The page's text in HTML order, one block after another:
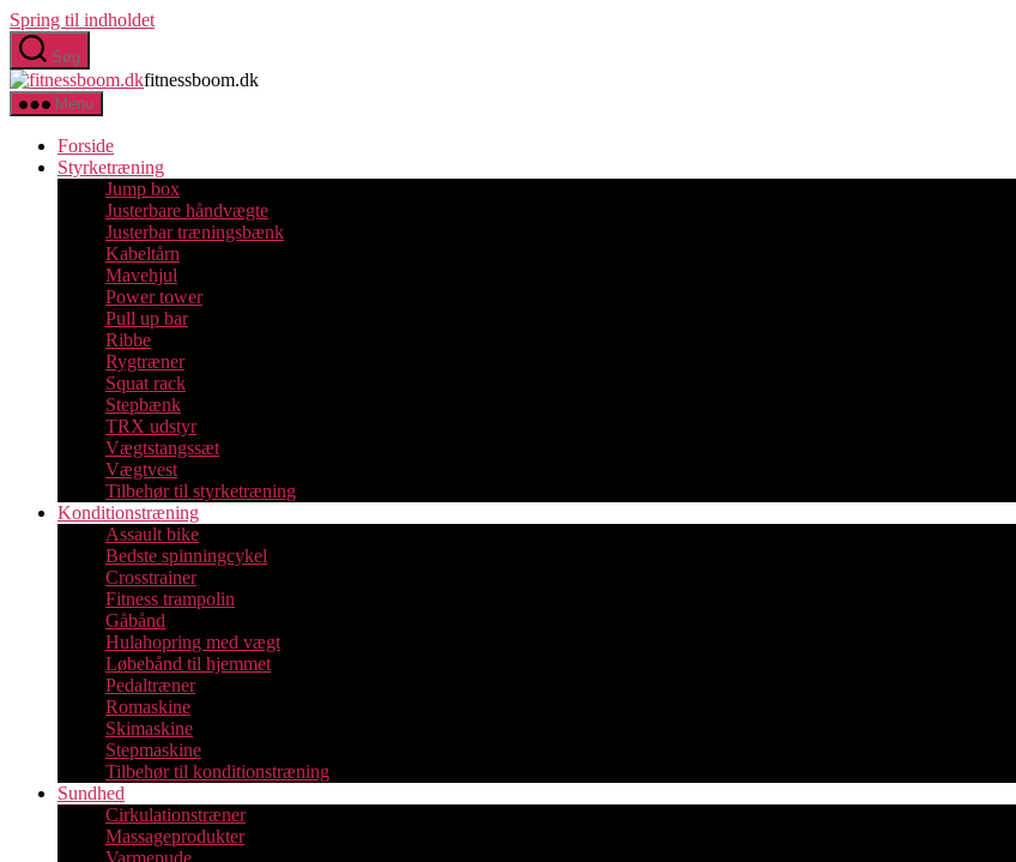
Spring til indholdet
Søg
fitnessboom.dk
Menu
Forside
Styrketræning
Jump box
Justerbare håndvægte
Justerbar træningsbænk
Kabeltårn
Mavehjul
Power tower
Pull up bar
Ribbe
Rygtræner
Squat rack
Stepbænk
TRX udstyr
Vægtstangssæt
Vægtvest
Tilbehør til styrketræning
Konditionstræning
Assault bike
Bedste spinningcykel
Crosstrainer
Fitness trampolin
Gåbånd
Hulahopring med vægt
Løbebånd til hjemmet
Pedaltræner
Romaskine
Skimaskine
Stepmaskine
Tilbehør til konditionstræning
Sundhed
Cirkulationstræner
Massageprodukter
Varmepude